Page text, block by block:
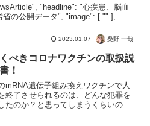
"headline": "心疾患、脳血
省の公開データ", "image": [ "" ],
2023.01.07 桑野 一哉
べきコロナワクチンの取扱説
！
mRNA遺伝子組み換えワクチンで人
終了させられるのは、どんな犯罪を
たのか？と思ってしまうくらいの内